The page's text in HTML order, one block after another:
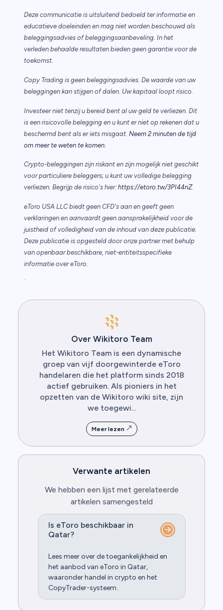
Deze communicatie is uitsluitend bedoeld ter informatie en
educatieve doeleinden en mag niet worden beschouwd als
beleggingsadvies of beleggingsaanbeveling. In het
verleden behaalde resultaten bieden geen garantie voor de
toekomst.
Copy Trading is geen beleggingsadvies. De waarde van uw
beleggingen kan stijgen of dalen. Uw kapitaal loopt risico.
Investeer niet tenzij u bereid bent al uw geld te verliezen. Dit
is een risicovolle belegging en u kunt er niet op rekenen dat u
beschermd bent als er iets misgaat. Neem 2 minuten de tijd
om meer te weten te komen.
Crypto-beleggingen zijn riskant en zijn mogelijk niet geschikt
voor particuliere beleggers; u kunt uw volledige belegging
verliezen. Begrijp de risico's hier: https://etoro.tw/3PI44nZ.
eToro USA LLC biedt geen CFD's aan en geeft geen
verklaringen en aanvaardt geen aansprakelijkheid voor de
juistheid of volledigheid van de inhoud van deze publicatie.
Deze publicatie is opgesteld door onze partner met behulp
van openbaar beschikbare, niet-entiteitsspecifieke
informatie over eToro.
.
Over Wikitoro Team
Het Wikitoro Team is een dynamische
groep van vijf doorgewinterde eToro
handelaren die het platform sinds 2018
actief gebruiken. Als pioniers in het
opzetten van de Wikitoro wiki site, zijn
we toegewi...
Meer lezen
Verwante artikelen
We hebben een lijst met gerelateerde
artikelen samengesteld
Is eToro beschikbaar in
Qatar?
Lees meer over de toegankelijkheid en
het aanbod van eToro in Qatar,
waaronder handel in crypto en het
CopyTrader-systeem.